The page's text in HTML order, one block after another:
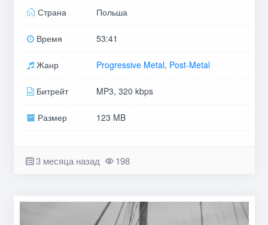
Страна Польша
Время 53:41
Жанр Progressive Metal, Post-Metal
Битрейт MP3, 320 kbps
Размер 123 MB
3 месяца назад 198